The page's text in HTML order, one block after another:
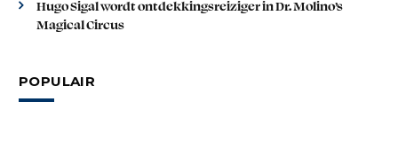
Hugo Sigal wordt ontdekkingsreiziger in Dr. Molino’s
Magical Circus
POPULAIR